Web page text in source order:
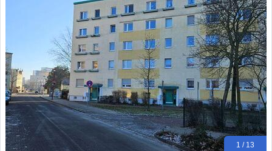
1 / 13